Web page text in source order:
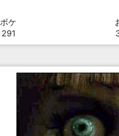
ボケ
291